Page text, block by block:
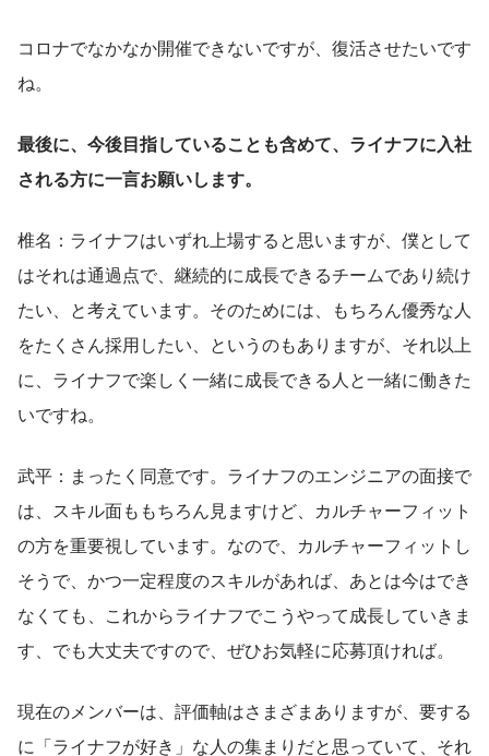
コロナでなかなか開催できないですが、復活させたいです
ね。
最後に、今後目指していることも含めて、ライナフに入社
される方に一言お願いします。
椎名：ライナフはいずれ上場すると思いますが、僕として
はそれは通過点で、継続的に成長できるチームであり続け
たい、と考えています。そのためには、もちろん優秀な人
をたくさん採用したい、というのもありますが、それ以上
に、ライナフで楽しく一緒に成長できる人と一緒に働きた
いですね。
武平：まったく同意です。ライナフのエンジニアの面接で
は、スキル面ももちろん見ますけど、カルチャーフィット
の方を重要視しています。なので、カルチャーフィットし
そうで、かつ一定程度のスキルがあれば、あとは今はでき
なくても、これからライナフでこうやって成長していきま
す、でも大丈夫ですので、ぜひお気軽に応募頂ければ。
現在のメンバーは、評価軸はさまざまありますが、要する
に「ライナフが好き」な人の集まりだと思っていて、それ